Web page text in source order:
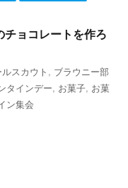
チョコレートを作ろ
スカウト , ブラウニー部
タインデー, お菓子, お菓
ン集会